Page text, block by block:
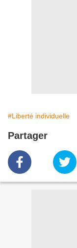
#Liberté individuelle
Partager